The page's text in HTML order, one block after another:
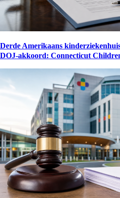
Derde Amerikaans
DOJ-akkoord: Connecticut